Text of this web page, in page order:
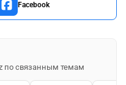
Facebook
по связанным темам